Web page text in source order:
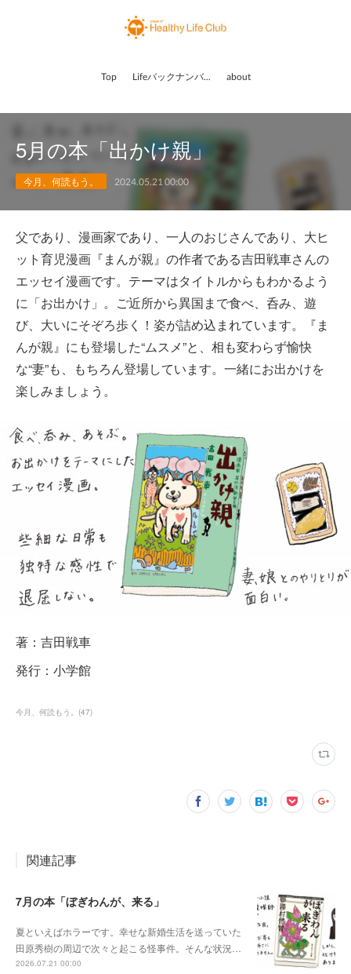
Top Lifeバックナンバー about
5月の本「出かけ親」
今月、何読もう。 2024.05.21 00:00
父であり、漫画家であり、一人のおじさんであり、大ヒ
ット育児漫画『まんが親』の作者である吉田戦車さんの
エッセイ漫画です。テーマはタイトルからもわかるよう
に「お出かけ」。ご近所から異国まで食べ、呑み、遊
び、大いにそぞろ歩く！姿が詰め込まれています。『ま
んが親』にも登場した“ムスメ”と、相も変わらず愉快
な“妻”も、もちろん登場しています。一緒にお出かけを
楽しみましょう。
著：吉田戦車
発行：小学館
今月、何読もう。 (47)
関連記事
7月の本「ぼぎわんが、来る」
夏といえばホラーです。幸せな新婚生活を送っていた
田原秀樹の周辺で次々と起こる怪事件。そんな状況…
2026.07.21 00:00